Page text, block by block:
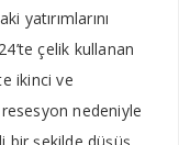
yatırımlarını
çelik kullanan
ikinci ve
nedeniyle